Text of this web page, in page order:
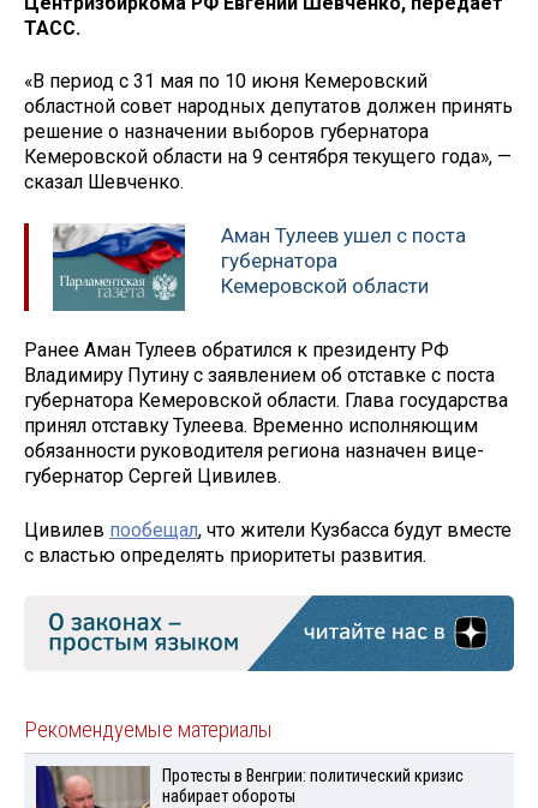
ТАСС.
«В период с 31 мая по 10 июня Кемеровский
областной совет народных депутатов должен принять
решение о назначении выборов губернатора
Кемеровской области на 9 сентября текущего года», —
сказал Шевченко.
Аман Тулеев ушел с поста
губернатора
Кемеровской области
Ранее Аман Тулеев обратился к президенту РФ
Владимиру Путину с заявлением об отставке с поста
губернатора Кемеровской области. Глава государства
принял отставку Тулеева. Временно исполняющим
обязанности руководителя региона назначен вице-
губернатор Сергей Цивилев.
Цивилев пообещал, что жители Кузбасса будут вместе
с властью определять приоритеты развития.
Рекомендуемые материалы
Протесты в Венгрии: политический кризис
набирает обороты